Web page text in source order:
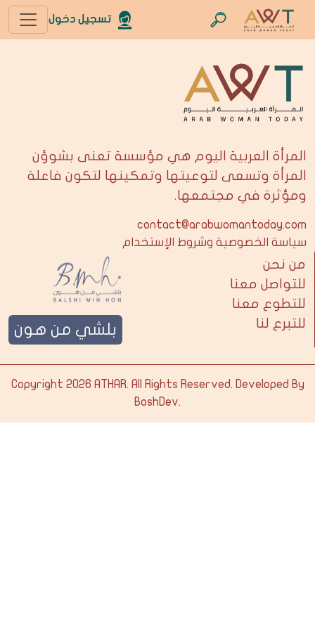
تسجيل دخول
المرأة العربية اليوم هي مؤسسة تعنى بشوؤن
المرأة وتسعى لتوعيتها وتمكينها لتكون فاعلة
ومؤثرة في مجتمعها.
contact@arabwomantoday.com
سياسة الخصوصية وشروط الإستخدام
من نحن
للتواصل معنا
للتطوع معنا
للتبرع لنا
بلشي من هون
Copyright 2026 ATHAR. All Rights Reserved. Developed By
BoshDev.